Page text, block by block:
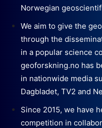
Norwegian
We aim to give the
through the
in a popular science
geoforskning.no has
in nationwide media
Dagbladet, TV2 and
Since 2015, we have
competition in